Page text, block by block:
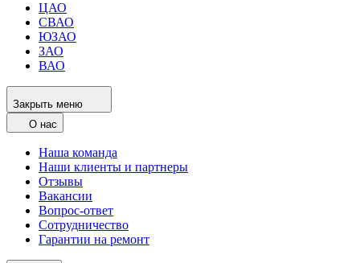
ЦАО
СВАО
ЮЗАО
ЗАО
ВАО
Закрыть меню
О нас
Наша команда
Наши клиенты и партнеры
Отзывы
Вакансии
Вопрос-ответ
Сотрудничество
Гарантии на ремонт